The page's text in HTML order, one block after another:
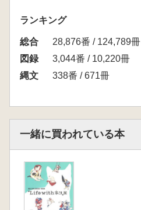
ランキング
総合
28,876番 / 124,789冊
図録
3,044番 / 10,220冊
縄文
338番 / 671冊
一緒に買われている本